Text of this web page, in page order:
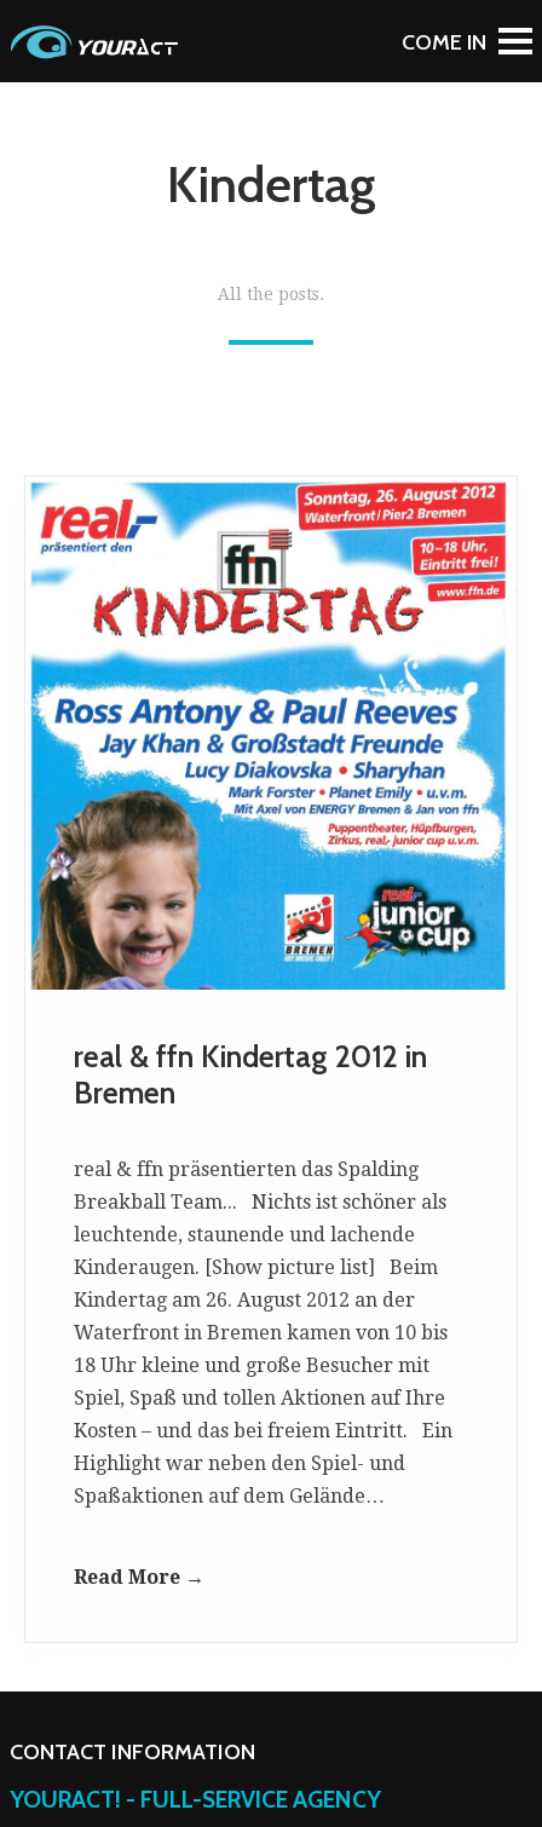
Kindertag
All the posts.
real & ffn Kindertag 2012 in
Bremen
real & ffn präsentierten das Spalding
Breakball Team... Nichts ist schöner als
leuchtende, staunende und lachende
Kinderaugen. [Show picture list] Beim
Kindertag am 26. August 2012 an der
Waterfront in Bremen kamen von 10 bis
18 Uhr kleine und große Besucher mit
Spiel, Spaß und tollen Aktionen auf Ihre
Kosten – und das bei freiem Eintritt. Ein
Highlight war neben den Spiel- und
Spaßaktionen auf dem Gelände…
Read More →
CONTACT INFORMATION
YOURACT! - FULL-SERVICE AGENCY